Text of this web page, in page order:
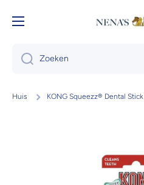
Doorgaan naar artikel
Zoeken
Huis KONG Squeezz® Dental Stick